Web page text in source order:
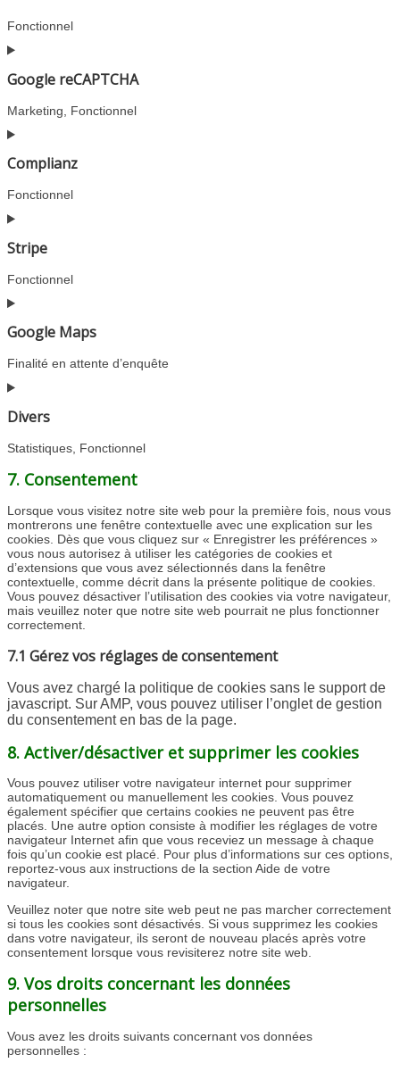
Fonctionnel
Consent
service
Google reCAPTCHA
Marketing, Fonctionnel
Consent
service
recaptcha
Complianz
Fonctionnel
Consent
service
Stripe
Fonctionnel
Consent
service
Google Maps
Finalité en attente d’enquête
Consent
service
maps
Divers
Statistiques, Fonctionnel
Consent
to
service
divers
7. Consentement
Lorsque vous visitez notre site web pour la première fois, nous vous
montrerons une fenêtre contextuelle avec une explication sur les
cookies. Dès que vous cliquez sur « Enregistrer les préférences »
vous nous autorisez à utiliser les catégories de cookies et
d’extensions que vous avez sélectionnés dans la fenêtre
contextuelle, comme décrit dans la présente politique de cookies.
Vous pouvez désactiver l’utilisation des cookies via votre navigateur,
mais veuillez noter que notre site web pourrait ne plus fonctionner
correctement.
7.1 Gérez vos réglages de consentement
Vous avez chargé la politique de cookies sans le support de
javascript. Sur AMP, vous pouvez utiliser l’onglet de gestion
du consentement en bas de la page.
8. Activer/désactiver et supprimer les cookies
Vous pouvez utiliser votre navigateur internet pour supprimer
automatiquement ou manuellement les cookies. Vous pouvez
également spécifier que certains cookies ne peuvent pas être
placés. Une autre option consiste à modifier les réglages de votre
navigateur Internet afin que vous receviez un message à chaque
fois qu’un cookie est placé. Pour plus d’informations sur ces options,
reportez-vous aux instructions de la section Aide de votre
navigateur.
Veuillez noter que notre site web peut ne pas marcher correctement
si tous les cookies sont désactivés. Si vous supprimez les cookies
dans votre navigateur, ils seront de nouveau placés après votre
consentement lorsque vous revisiterez notre site web.
9. Vos droits concernant les données
personnelles
Vous avez les droits suivants concernant vos données
personnelles :